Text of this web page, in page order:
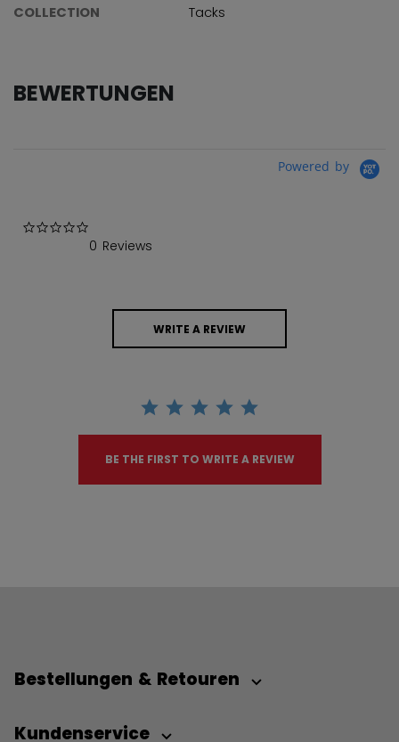
COLLECTION
Tacks
BEWERTUNGEN
Powered by
0 Reviews
WRITE A REVIEW
BE THE FIRST TO WRITE A REVIEW
Bestellungen & Retouren
Kundenservice